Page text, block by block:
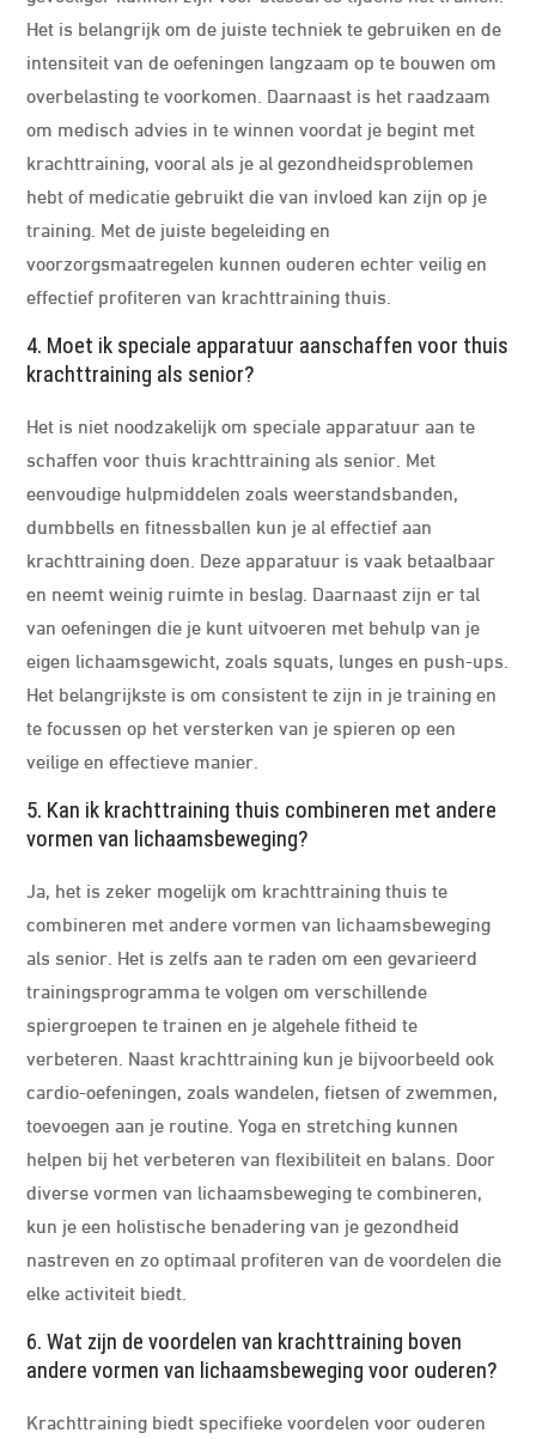
Het is belangrijk om de juiste techniek te gebruiken en de
intensiteit van de oefeningen langzaam op te bouwen om
overbelasting te voorkomen. Daarnaast is het raadzaam
om medisch advies in te winnen voordat je begint met
krachttraining, vooral als je al gezondheidsproblemen
hebt of medicatie gebruikt die van invloed kan zijn op je
training. Met de juiste begeleiding en
voorzorgsmaatregelen kunnen ouderen echter veilig en
effectief profiteren van krachttraining thuis.
4. Moet ik speciale apparatuur aanschaffen voor thuis
krachttraining als senior?
Het is niet noodzakelijk om speciale apparatuur aan te
schaffen voor thuis krachttraining als senior. Met
eenvoudige hulpmiddelen zoals weerstandsbanden,
dumbbells en fitnessballen kun je al effectief aan
krachttraining doen. Deze apparatuur is vaak betaalbaar
en neemt weinig ruimte in beslag. Daarnaast zijn er tal
van oefeningen die je kunt uitvoeren met behulp van je
eigen lichaamsgewicht, zoals squats, lunges en push-ups.
Het belangrijkste is om consistent te zijn in je training en
te focussen op het versterken van je spieren op een
veilige en effectieve manier.
5. Kan ik krachttraining thuis combineren met andere
vormen van lichaamsbeweging?
Ja, het is zeker mogelijk om krachttraining thuis te
combineren met andere vormen van lichaamsbeweging
als senior. Het is zelfs aan te raden om een gevarieerd
trainingsprogramma te volgen om verschillende
spiergroepen te trainen en je algehele fitheid te
verbeteren. Naast krachttraining kun je bijvoorbeeld ook
cardio-oefeningen, zoals wandelen, fietsen of zwemmen,
toevoegen aan je routine. Yoga en stretching kunnen
helpen bij het verbeteren van flexibiliteit en balans. Door
diverse vormen van lichaamsbeweging te combineren,
kun je een holistische benadering van je gezondheid
nastreven en zo optimaal profiteren van de voordelen die
elke activiteit biedt.
6. Wat zijn de voordelen van krachttraining boven
andere vormen van lichaamsbeweging voor ouderen?
Krachttraining biedt specifieke voordelen voor ouderen